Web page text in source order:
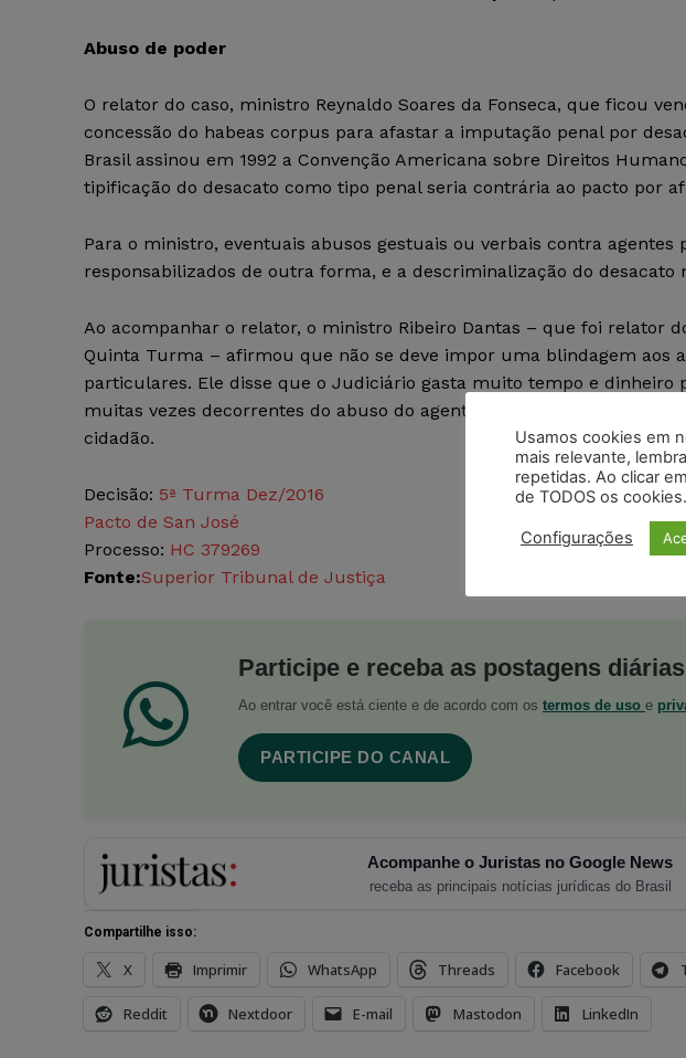
Abuso de poder
O relator do caso, ministro Reynaldo Soares da Fonseca, que ficou
concessão do habeas corpus para afastar a imputação penal por
Brasil assinou em 1992 a Convenção Americana sobre Direitos
tipificação do desacato como tipo penal seria contrária ao pacto por
Para o ministro, eventuais abusos gestuais ou verbais contra
responsabilizados de outra forma, e a descriminalização do desacato
Ao acompanhar o relator, o ministro Ribeiro Dantas – que foi relator
Quinta Turma – afirmou que não se deve impor uma blindagem aos
particulares. Ele disse que o Judiciário gasta muito tempo e dinheiro
muitas vezes decorrentes do abuso do agente público que considera
cidadão.
Decisão: 5ª Turma Dez/2016
Pacto de San José
Processo: HC 379269
Fonte:Superior Tribunal de Justiça
Participe e receba as postagens
Ao entrar você está ciente e de acordo com os termos de uso e
PARTICIPE DO CANAL
Acompanhe o Juristas no Google News
receba as principais notícias jurídicas do Brasil
Compartilhe isso:
X Imprimir WhatsApp Threads Facebook
Reddit Nextdoor E-mail Mastodon LinkedIn
Usamos cookies em
mais relevante,
repetidas. Ao clicar
de TODOS os cookies.
Configurações